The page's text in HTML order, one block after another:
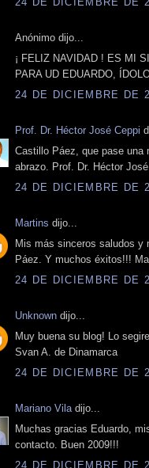
Anónimo dijo...
¡ FELIZ NAVIDAD ! ES MI
PARA UD EDUARDO,
24 DE DICIEMBRE DE
Prof. Dr. Héctor José Ceppi
Castillo Páez, que pase una
abrazo. Prof. Dr. Héctor
24 DE DICIEMBRE DE
Martins dijo...
Mis más sinceros saludos y
Páez. Y muchos éxitos!!!
24 DE DICIEMBRE DE
Unknown dijo...
Muy buena su blog! Lo
Svan A. de Dinamarca
24 DE DICIEMBRE DE
Mariano Vila dijo...
Muchas gracias Eduardo,
contacto. Buen 2009!!!
24 DE DICIEMBRE DE